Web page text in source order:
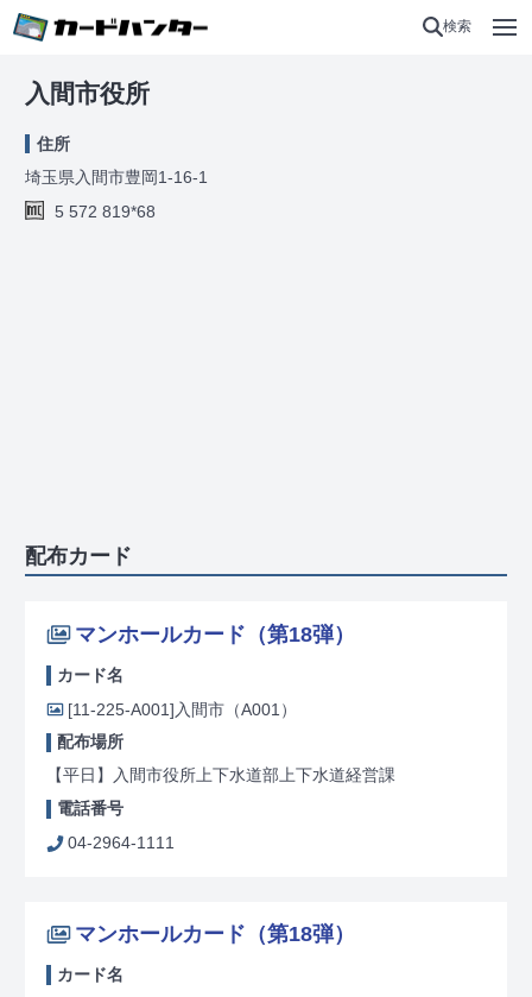
検索
入間市役所
住所
埼玉県入間市豊岡1-16-1
5 572 819*68
配布カード
マンホールカード（第18弾）
カード名
[11-225-A001] 入間市（A001）
配布場所
【平日】入間市役所上下水道部上下水道経営課
電話番号
04-2964-1111
マンホールカード（第18弾）
カード名